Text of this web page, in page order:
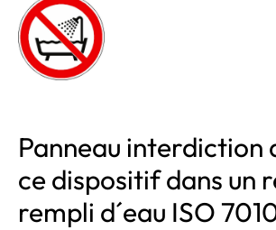
Panneau interdiction
ce dispositif dans un
rempli d´eau ISO